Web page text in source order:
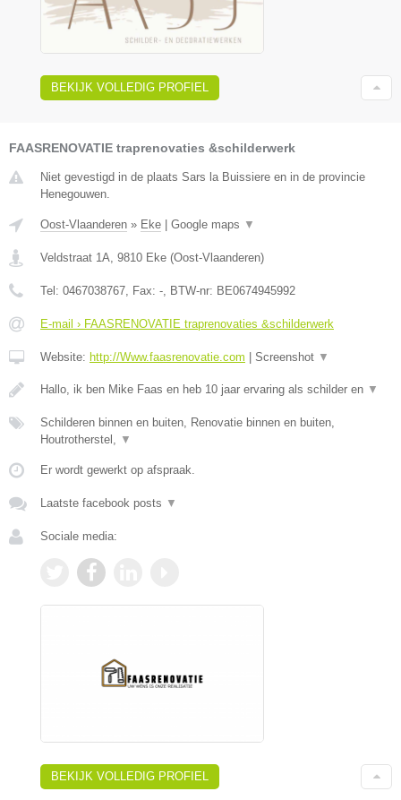
BEKIJK VOLLEDIG PROFIEL
FAASRENOVATIE traprenovaties &schilderwerk
Niet gevestigd in de plaats Sars la Buissiere en in de provincie
Henegouwen.
Oost-Vlaanderen » Eke | Google maps ▼
Veldstraat 1A 9810 Eke (Oost-Vlaanderen)
Tel: 0467038767 , Fax: - , BTW-nr: BE0674945992
E-mail › FAASRENOVATIE traprenovaties &schilderwerk
Website: http://Www.faasrenovatie.com | Screenshot ▼
Hallo, ik ben Mike Faas en heb 10 jaar ervaring als schilder en ▼
Schilderen binnen en buiten, Renovatie binnen en buiten,
Houtrotherstel,
▼
Er wordt gewerkt op afspraak.
Laatste facebook posts ▼
Sociale media:
BEKIJK VOLLEDIG PROFIEL